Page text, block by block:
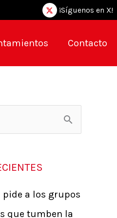
¡Síguenos en X!
Contacto
pide a los grupos
que tumben la